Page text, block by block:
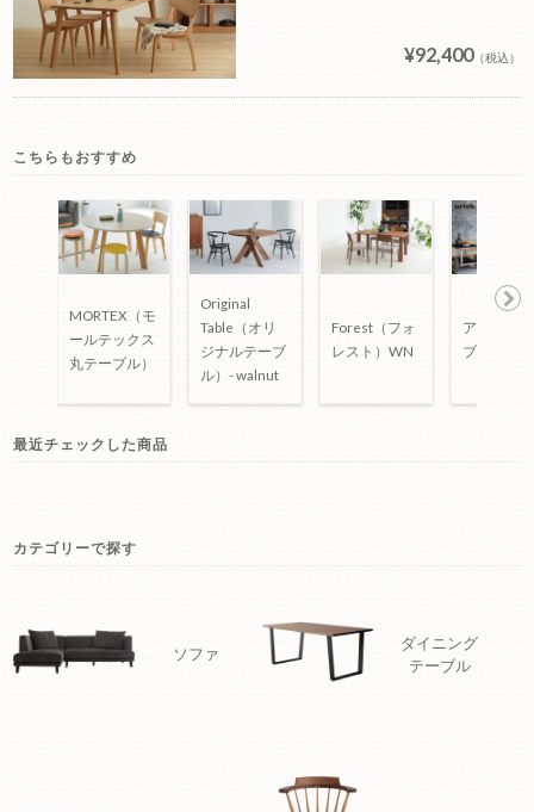
¥92,400（税込）
こちらもおすすめ
MORTEX（モ
ールテックス
丸テーブル）
Original
Table（オリ
ジナルテーブ
ル）- walnut
Forest（フォ
レスト）WN
アアルト
ブル
最近チェックした商品
カテゴリーで探す
ソファ
ダイニング
テーブル